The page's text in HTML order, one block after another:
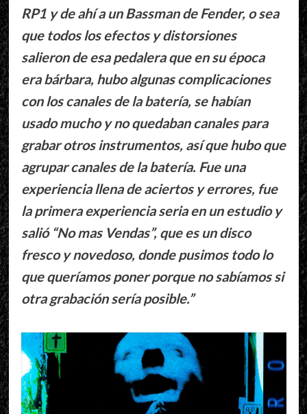
RP1 y de ahí a un Bassman de Fender, o sea
que todos los efectos y distorsiones
salieron de esa pedalera que en su época
era bárbara, hubo algunas complicaciones
con los canales de la batería, se habían
usado mucho y no quedaban canales para
grabar otros instrumentos, así que hubo que
agrupar canales de la batería. Fue una
experiencia llena de aciertos y errores, fue
la primera experiencia seria en un estudio y
salió “No mas Vendas”, que es un disco
fresco y novedoso, donde pusimos todo lo
que queríamos poner porque no sabíamos si
otra grabación sería posible.”